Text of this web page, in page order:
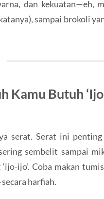
dan kekuatan—eh,
sampai brokoli
Kamu Butuh
serat. Serat ini
sembelit sampai
ijo’. Coba makan
harfiah.